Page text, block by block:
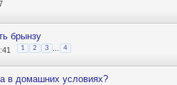
брынзу
1 2 3 4
в домашних условиях?